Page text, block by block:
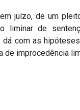
juízo, de um
liminar de
com as
de improcedência